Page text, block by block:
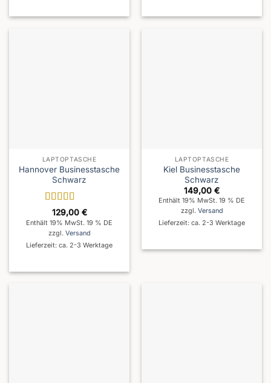
LAPTOPTASCHE
Hannover Businesstasche
Schwarz
Bewertet
mit5 von 5
129,00 €
Enthält 19% MwSt. 19 % DE
zzgl. Versand
Lieferzeit: ca. 2-3 Werktage
LAPTOPTASCHE
Kiel Businesstasche
Schwarz
149,00 €
Enthält 19% MwSt. 19 % DE
zzgl. Versand
Lieferzeit: ca. 2-3 Werktage